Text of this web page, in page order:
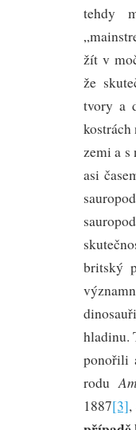
tehdy
žít v
že
tvory a
kostrách
zemi a
asi
britský
hladinu.
ponořili
rodu
1887[3]